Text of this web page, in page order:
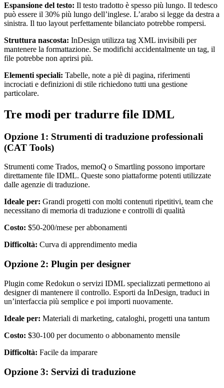
Espansione del testo: Il testo tradotto è spesso più lungo. Il tedesco
può essere il 30% più lungo dell’inglese. L’arabo si legge da destra a
sinistra. Il tuo layout perfettamente bilanciato potrebbe rompersi.
Struttura nascosta: InDesign utilizza tag XML invisibili per
mantenere la formattazione. Se modifichi accidentalmente un tag, il
file potrebbe non aprirsi più.
Elementi speciali: Tabelle, note a piè di pagina, riferimenti
incrociati e definizioni di stile richiedono tutti una gestione
particolare.
Tre modi per tradurre file IDML
Opzione 1: Strumenti di traduzione professionali
(CAT Tools)
Strumenti come Trados, memoQ o Smartling possono importare
direttamente file IDML. Queste sono piattaforme potenti utilizzate
dalle agenzie di traduzione.
Ideale per: Grandi progetti con molti contenuti ripetitivi, team che
necessitano di memoria di traduzione e controlli di qualità
Costo: $50-200/mese per abbonamenti
Difficoltà: Curva di apprendimento media
Opzione 2: Plugin per designer
Plugin come Redokun o servizi IDML specializzati permettono ai
designer di mantenere il controllo. Esporti da InDesign, traduci in
un’interfaccia più semplice e poi importi nuovamente.
Ideale per: Materiali di marketing, cataloghi, progetti una tantum
Costo: $30-100 per documento o abbonamento mensile
Difficoltà: Facile da imparare
Opzione 3: Servizi di traduzione